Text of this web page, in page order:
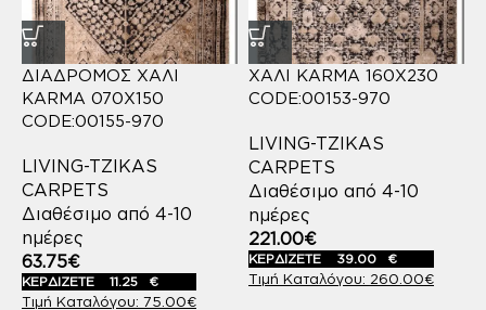
ΔΙΑΔΡΟΜΟΣ ΧΑΛΙ
KARMA 070X150
CODE:00155-970
LIVING-TZIKAS
CARPETS
Διαθέσιμο από 4-10
ημέρες
75.00€
63.75€
ΚΕΡΔΙΖΕΤΕ 11.25 €
ΧΑΛΙ KARMA 160X230
CODE:00153-970
LIVING-TZIKAS
CARPETS
Διαθέσιμο από 4-10
ημέρες
260.00€
221.00€
ΚΕΡΔΙΖΕΤΕ 39.00 €